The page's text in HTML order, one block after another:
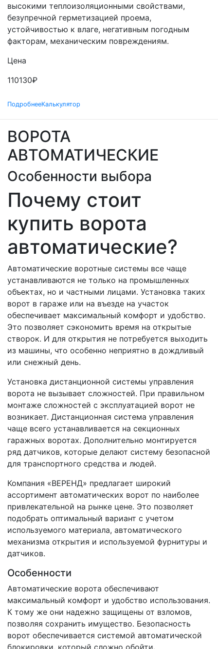
высокими теплоизоляционными свойствами,
безупречной герметизацией проема,
устойчивостью к влаге, негативным погодным
факторам, механическим повреждениям.
Цена
110130₽
ПодробнееКалькулятор
ВОРОТА
АВТОМАТИЧЕСКИЕ
Особенности выбора
Почему стоит
купить ворота
автоматические?
Автоматические воротные системы все чаще
устанавливаются не только на промышленных
объектах, но и частными лицами. Установка таких
ворот в гараже или на въезде на участок
обеспечивает максимальный комфорт и удобство.
Это позволяет сэкономить время на открытые
створок. И для открытия не потребуется выходить
из машины, что особенно неприятно в дождливый
или снежный день.
Установка дистанционной системы управления
ворота не вызывает сложностей. При правильном
монтаже сложностей с эксплуатацией ворот не
возникает. Дистанционная система управления
чаще всего устанавливается на секционных
гаражных воротах. Дополнительно монтируется
ряд датчиков, которые делают систему безопасной
для транспортного средства и людей.
Компания «ВЕРЕНД» предлагает широкий
ассортимент автоматических ворот по наиболее
привлекательной на рынке цене. Это позволяет
подобрать оптимальный вариант с учетом
используемого материала, автоматического
механизма открытия и используемой фурнитуры и
датчиков.
Особенности
Автоматические ворота обеспечивают
максимальный комфорт и удобство использования.
К тому же они надежно защищены от взломов,
позволяя сохранить имущество. Безопасность
ворот обеспечивается системой автоматической
блокировки, который сложно обойти.